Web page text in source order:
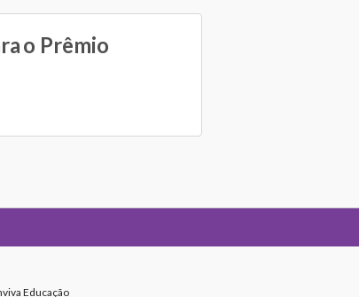
o Prêmio
Educação